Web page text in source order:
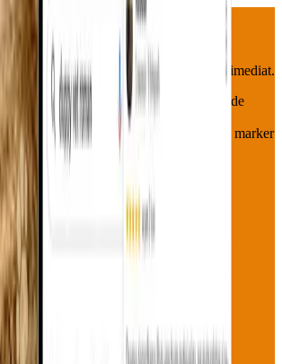
speriate, aripioare neliniștite : pornim imediat.
(Roman & împrejurimi, în funcție de
loc: hemoleucogramă, biochimie, EKG, marker
Sună oricum.